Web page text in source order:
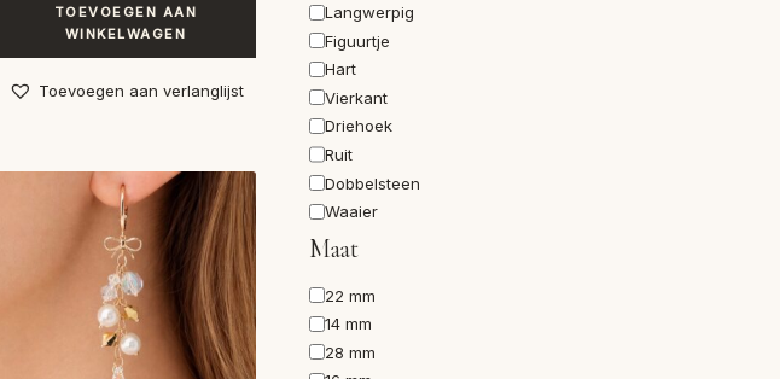
TOEVOEGEN AAN
WINKELWAGEN
Toevoegen aan verlanglijst
Langwerpig
Figuurtje
Hart
Vierkant
Driehoek
Ruit
Dobbelsteen
Waaier
Maat
Maat22 mm
14 mm
28 mm